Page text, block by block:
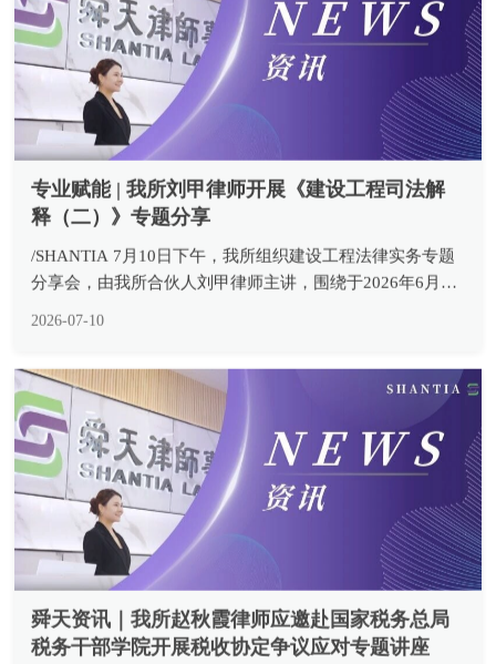
专业赋能 | 我所刘甲律师开展《建设工程司法解
释（二）》专题分享
分享会，由我所合伙人刘甲律师主讲，围绕于2026年6月30
日正式施行的《最高人民法院关于审理建设工程施工合同纠
纷案件适用法律问题的解释（二）》开展系统性专业解读，
舜天资讯｜我所赵秋霞律师应邀赴国家税务总局
税务干部学院开展税收协定争议应对专题讲座
SHANTIA 2026年7月1日，山东舜天律师事务所赵秋霞律师